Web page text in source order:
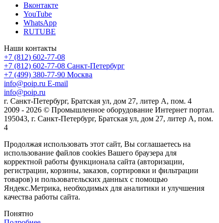
Вконтакте
YouTube
WhatsApp
RUTUBE
Наши контакты
+7 (812) 602-77-08
+7 (812) 602-77-08 Санкт-Петербург
+7 (499) 380-77-90 Москва
info@poip.ru E-mail
info@poip.ru
г. Санкт-Петербург, Братская ул, дом 27, литер А, пом. 4
2009 - 2026 © Промышленное оборудование Интернет портал.
195043, г. Санкт-Петербург, Братская ул, дом 27, литер А, пом.
4
Продолжая использовать этот сайт, Вы соглашаетесь на
использование файлов cookies Вашего браузера для
корректной работы функционала сайта (авторизации,
регистрации, корзины, заказов, сортировки и фильтрации
товаров) и пользовательских данных с помощью
Яндекс.Метрика, необходимых для аналитики и улучшения
качества работы сайта.
Понятно